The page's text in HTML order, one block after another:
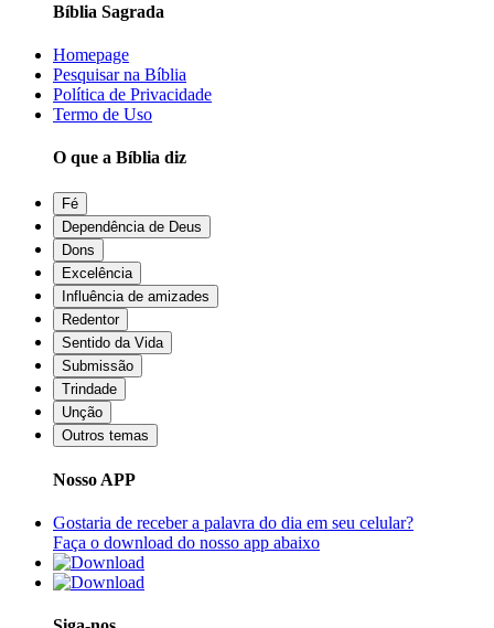
Bíblia Sagrada
Homepage
Pesquisar na Bíblia
Política de Privacidade
Termo de Uso
O que a Bíblia diz
Fé
Dependência de Deus
Dons
Excelência
Influência de amizades
Redentor
Sentido da Vida
Submissão
Trindade
Unção
Outros temas
Nosso APP
Gostaria de receber a palavra do dia em seu celular?
Faça o download do nosso app abaixo